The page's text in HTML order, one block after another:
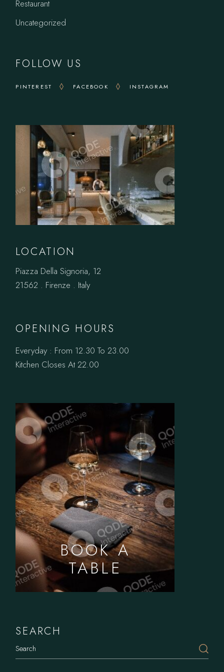
Restaurant
Uncategorized
FOLLOW US
PINTEREST FACEBOOK INSTAGRAM
LOCATION
Piazza Della Signoria, 12
21562 . Firenze . Italy
OPENING HOURS
Everyday : From 12.30 To 23.00
Kitchen Closes At 22.00
BOOK A
TABLE
SEARCH